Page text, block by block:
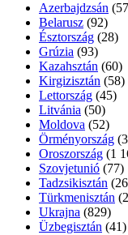
Azerbajdzsán
Belarusz (92)
Észtország (28)
Grúzia (93)
Kazahsztán (60)
Kirgizisztán (58)
Lettország (45)
Litvánia (50)
Moldova (52)
Örményország
Oroszország (1
Szovjetunió (77)
Tadzsikisztán
Türkmenisztán
Ukrajna (829)
Üzbegisztán (41)